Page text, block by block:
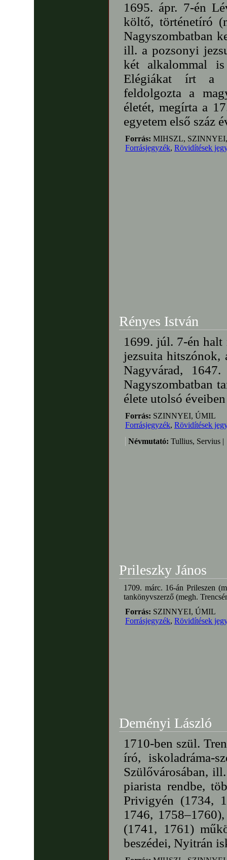
1695. ápr. 7-én
költő, történetíró
Nagyszombatban
ill. a pozsonyi
két alkalommal is
Elégiákat írt a
feldolgozta a
életét, megírta a
egyetem első száz
Forrás: MIHSZL,
Forrásjegyzék, Rövidítések
Rényes István
1699. júl. 7-én halt
jezsuita hitszónok,
Nagyvárad,
Nagyszombatban
élete utolsó
Forrás: SZINNYEI, ÚMIL
Forrásjegyzék, Rövidítések
Névmutató: Tullius, Servius |
Prileszky János
1709. márc. 16-án Prileszen
tankönyvszerző (megh.
Forrás: SZINNYEI, ÚMIL
Forrásjegyzék, Rövidítések
Deményi László
1710-ben szül.
író, iskoladráma-
Szülővárosában,
piarista rendbe,
Privigyén (1734,
1746,
(1741, 1761)
beszédei, Nyitrán